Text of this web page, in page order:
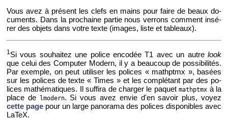
Vous avez à pré­sent les clefs en mains pour faire de beaux do­
cu­ments. Dans la pro­chaine par­tie nous ver­rons com­ment in­sé­
rer des ob­jets dans votre texte (images, liste et ta­bleaux).
1Si vous sou­hai­tez une po­lice en­co­dée T1 avec un autre look
que celui des Com­pu­ter Mo­dern, il y a beau­coup de pos­si­bi­li­tés.
Par exemple, on peut uti­li­ser les po­lices « ma­thptmx », ba­sées
sur les po­lices de texte « Times » et les com­plé­tant par des po­
lices ma­thé­ma­tiques. Il suf­fira de char­ger le pa­quetma­thptmx à la
place de
lmo­dern. Si vous avez envie d'en sa­voir plus, voyez
cette page pour un large pa­no­rama des po­lices dis­po­nibles avec
LaTeX.